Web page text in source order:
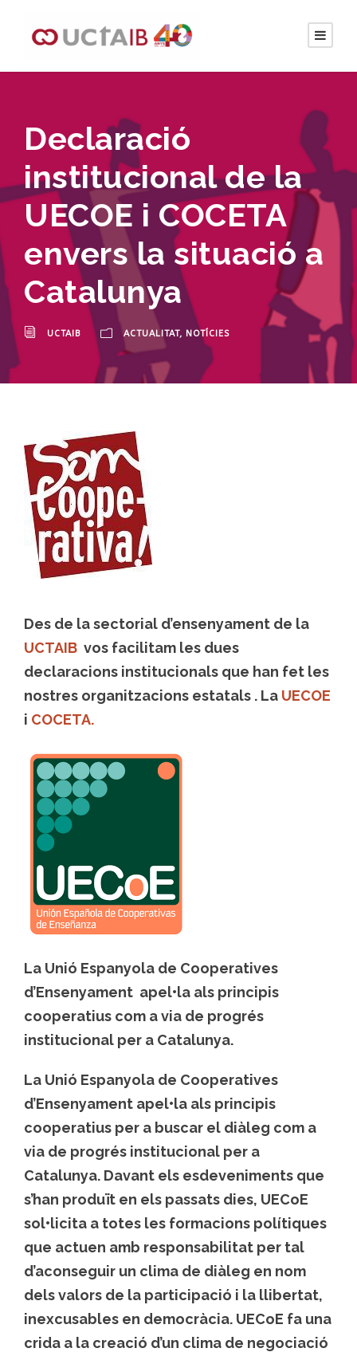
Declaració
institucional de la
UECOE i COCETA
envers la situació a
Catalunya
UCTAIB ACTUALITAT, NOTÍCIES
Des de la sectorial d’ensenyament de la
UCTAIB vos facilitam les dues
declaracions institucionals que han fet les
nostres organitzacions estatals . La UECOE
i COCETA.
La Unió Espanyola de Cooperatives
d’Ensenyament apel•la als principis
cooperatius com a via de progrés
institucional per a Catalunya.
La Unió Espanyola de Cooperatives
d’Ensenyament apel•la als principis
cooperatius per a buscar el diàleg com a
via de progrés institucional per a
Catalunya. Davant els esdeveniments que
s’han produït en els passats dies, UECoE
sol•licita a totes les formacions polítiques
que actuen amb responsabilitat per tal
d’aconseguir un clima de diàleg en nom
dels valors de la participació i la llibertat,
inexcusables en democràcia. UECoE fa una
crida a la creació d’un clima de negociació